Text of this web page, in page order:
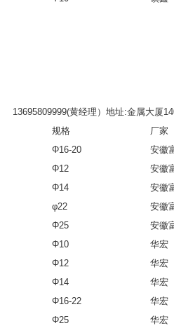
13695809999(黄经理）地址:金属大厦
规格
厂家
Φ16-20
安徽
Φ12
安徽
Φ14
安徽
φ22
安徽
Φ25
安徽
Φ10
华宏
Φ12
华宏
Φ14
华宏
Φ16-22
华宏
Φ25 华宏